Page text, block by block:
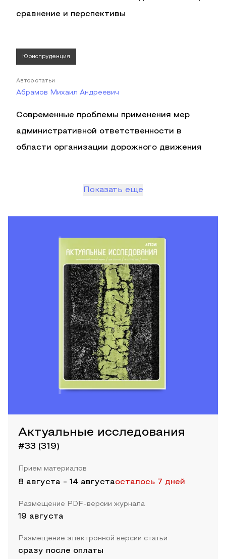
сравнение и перспективы
Юриспруденция
Автор статьи
Абрамов Михаил Андреевич
Современные проблемы применения мер
административной ответственности в
области организации дорожного движения
Показать еще
Актуальные исследования
#33 (319)
Прием материалов
8 августа - 14 августаосталось 7 дней
Размещение PDF-версии журнала
19 августа
Размещение электронной версии статьи
сразу после оплаты